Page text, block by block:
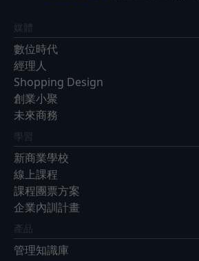
媒體
數位時代
經理人
Shopping Design
創業小聚
未來商務
學習
新商業學校
線上課程
課程團票方案
企業內訓計畫
產品
管理知識庫